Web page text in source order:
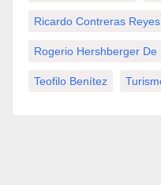
Ricardo Contreras Reyes
Rogerio Hershberger De
Teofilo Benítez